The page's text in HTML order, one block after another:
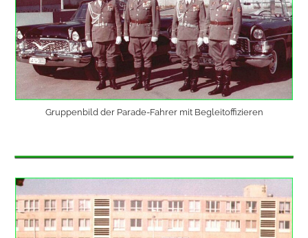
Gruppenbild der Parade-Fahrer mit Begleitoffizieren